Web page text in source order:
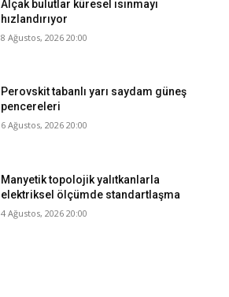
Alçak bulutlar küresel ısınmayı
hızlandırıyor
8 Ağustos, 2026 20:00
Perovskit tabanlı yarı saydam güneş
pencereleri
6 Ağustos, 2026 20:00
Manyetik topolojik yalıtkanlarla
elektriksel ölçümde standartlaşma
4 Ağustos, 2026 20:00